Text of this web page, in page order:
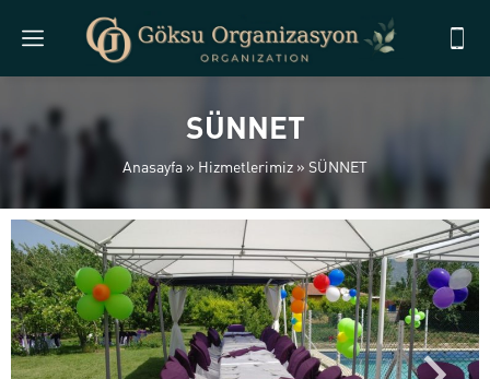
SÜNNET
Anasayfa» Hizmetlerimiz » SÜNNET